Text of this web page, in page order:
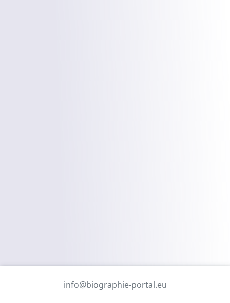
info@biographie-portal.eu